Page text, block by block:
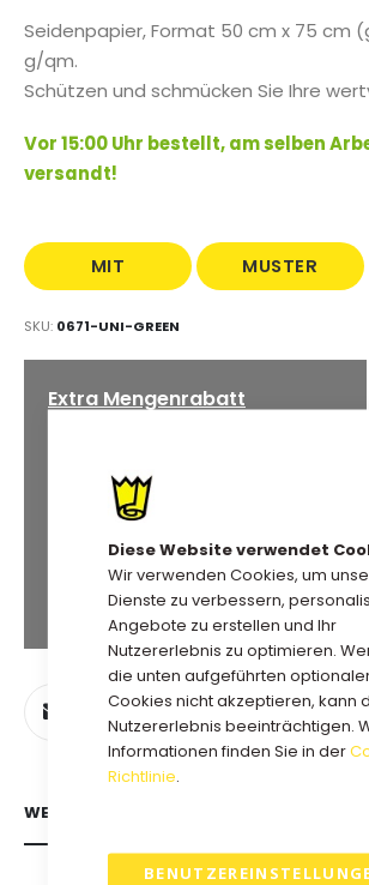
Diese Website verwendet
Wir verwenden Cookies, um
Dienste zu verbessern,
Angebote zu erstellen und Ihr
Nutzererlebnis zu optimieren.
die unten aufgeführten
Cookies nicht akzeptieren, kann
Nutzererlebnis beeinträchtigen.
Informationen finden Sie in der
Richtlinie.
Seidenpapier,Format 50 cm x 75 cm
g/qm.
Schützen und schmücken Sie Ihre
Vor 15:00 Uhr bestellt, am selben
versandt!
MIT
MUSTER
SKU 0671-UNI-GREEN
Extra Mengenrabatt
5%
Kauf 5 für26,22 €
8%
Kauf 10 für25,65 €jeweils und
10%
WEITERE INFORMATIONEN